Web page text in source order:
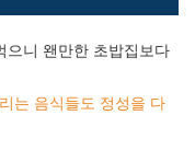
으니 왠만한 초밥집보다
는 음식들도 정성을 다